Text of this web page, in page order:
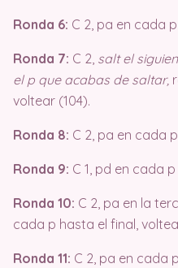
Ronda 6: C 2, pa en cada
Ronda 7: C 2, salt el
el p que acabas de saltar,
voltear (104).
Ronda 8: C 2, pa en cada
Ronda 9: C 1, pd en cada
Ronda 10: C 2, pa en la
cada p hasta el final,
Ronda 11: C 2, pa en cada